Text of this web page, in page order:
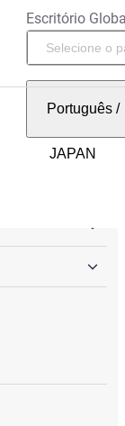
Escritório
Português/